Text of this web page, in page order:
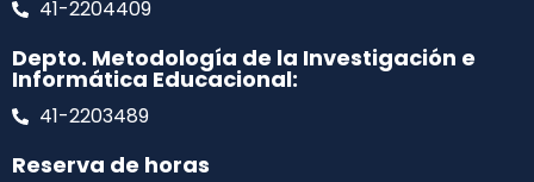
41-2204409
Depto. Metodología de la Investigación e
Informática Educacional:
41-2203489
Reserva de horas